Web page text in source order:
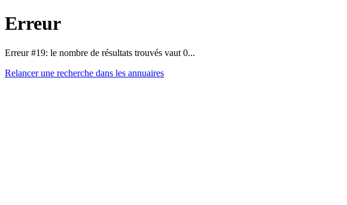
Erreur
Erreur #19: le nombre de résultats trouvés vaut 0...
Relancer une recherche dans les annuaires